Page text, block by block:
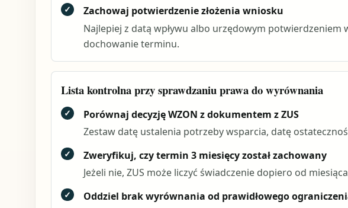
✓
Zachowaj potwierdzenie złożenia wniosku
Najlepiej z datą wpływu albo urzędowym potwierdzeniem
dochowanie terminu.
Lista kontrolna przy sprawdzaniu prawa do wyrównania
✓
Porównaj decyzję WZON z dokumentem z ZUS
Zestaw datę ustalenia potrzeby wsparcia, datę
✓
Zweryfikuj, czy termin 3 miesięcy został zachowany
Jeżeli nie, ZUS może liczyć świadczenie dopiero od
✓
Oddziel brak wyrównania od prawidłowego